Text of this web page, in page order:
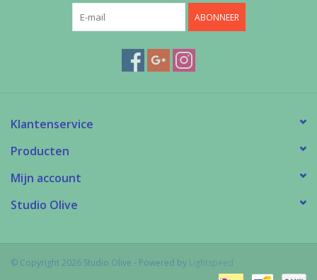
ABONNEER
Klantenservice
Producten
Mijn account
Studio Olive
© Copyright 2026 Studio Olive - Powered by Lightspeed